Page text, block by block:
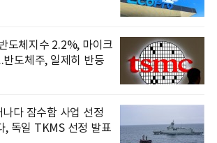
도체지수 2.2%, 마이크
반도체주, 일제히 반등
다 잠수함 사업 선정
, 독일 TKMS 선정 발표